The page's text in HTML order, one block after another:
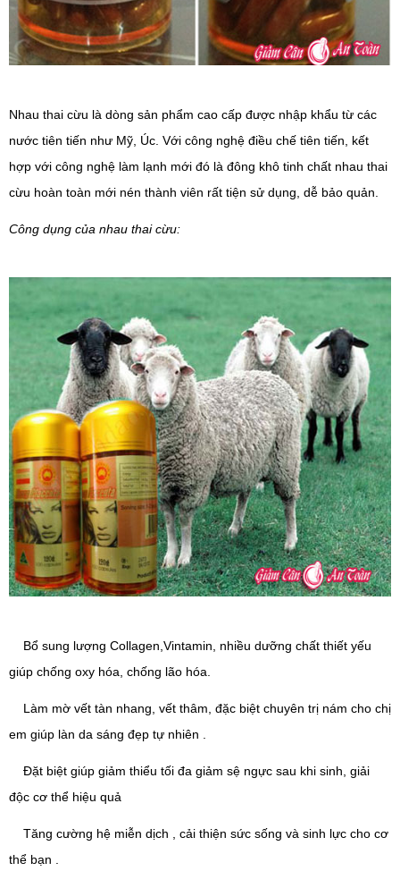
Nhau thai cừu là dòng sản phẩm cao cấp được nhập khẩu từ các
nước tiên tiến như Mỹ, Úc. Với công nghệ điều chế tiên tiến, kết
hợp với công nghệ làm lạnh mới đó là đông khô tinh chất nhau thai
cừu hoàn toàn mới nén thành viên rất tiện sử dụng, dễ bảo quản.
Công dụng của nhau thai cừu:
Bổ sung lượng Collagen,Vintamin, nhiều dưỡng chất thiết yếu
giúp chống oxy hóa, chống lão hóa.
Làm mờ vết tàn nhang, vết thâm, đặc biệt chuyên trị nám cho chị
em giúp làn da sáng đẹp tự nhiên .
Đặt biệt giúp giảm thiểu tối đa giảm sệ ngực sau khi sinh, giải
độc cơ thể hiệu quả
Tăng cường hệ miễn dịch , cải thiện sức sống và sinh lực cho cơ
thể bạn .